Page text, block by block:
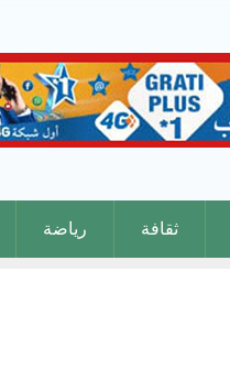
ثقافة رياضة